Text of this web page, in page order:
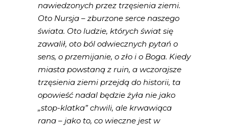
nawiedzonych przez trzęsienia ziemi.
Oto Nursja – zburzone serce naszego
świata. Oto ludzie, których świat się
zawalił, oto ból odwiecznych pytań o
sens, o przemijanie, o zło i o Boga. Kiedy
miasta powstaną z ruin, a wczorajsze
trzęsienia ziemi przejdą do historii, ta
opowieść nadal będzie żyła nie jako
„stop-klatka” chwili, ale krwawiąca
rana – jako to, co wieczne jest w